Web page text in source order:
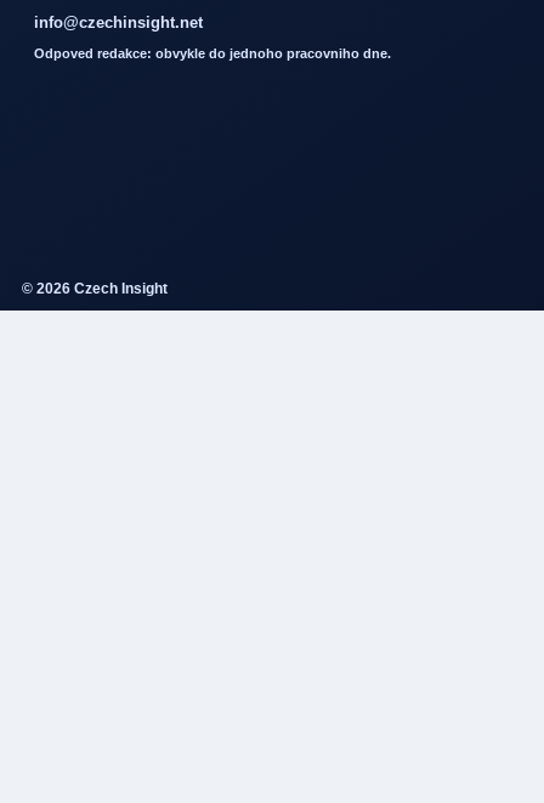
info@czechinsight.net
Odpoved redakce: obvykle do jednoho pracovniho dne.
© 2026 Czech Insight